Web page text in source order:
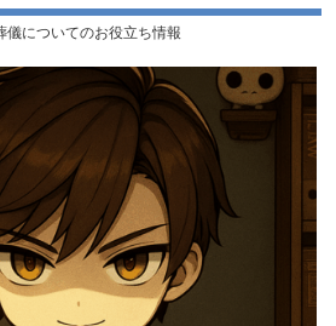
儀についてのお役立ち情報